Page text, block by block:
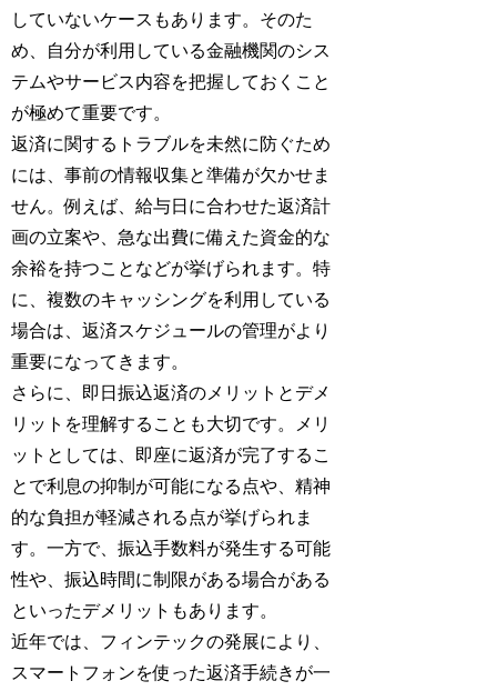
していないケースもあります。そのた
め、自分が利用している金融機関のシス
テムやサービス内容を把握しておくこと
が極めて重要です。
返済に関するトラブルを未然に防ぐため
には、事前の情報収集と準備が欠かせま
せん。例えば、給与日に合わせた返済計
画の立案や、急な出費に備えた資金的な
余裕を持つことなどが挙げられます。特
に、複数のキャッシングを利用している
場合は、返済スケジュールの管理がより
重要になってきます。
さらに、即日振込返済のメリットとデメ
リットを理解することも大切です。メリ
ットとしては、即座に返済が完了するこ
とで利息の抑制が可能になる点や、精神
的な負担が軽減される点が挙げられま
す。一方で、振込手数料が発生する可能
性や、振込時間に制限がある場合がある
といったデメリットもあります。
近年では、フィンテックの発展により、
スマートフォンを使った返済手続きが一